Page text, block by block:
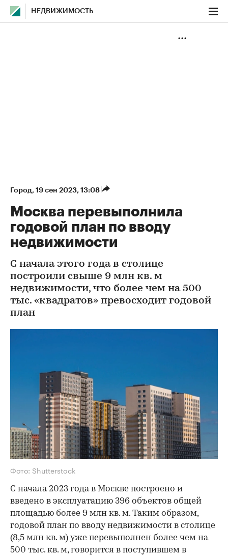
НЕДВИЖИМОСТЬ
Город⁠, 19 сен 2023, 13:08
Москва перевыполнила
годовой план по вводу
недвижимости
С начала этого года в столице
построили свыше 9 млн кв. м
недвижимости, что более чем на 500
тыс. «квадратов» превосходит годовой
план
Фото: Shutterstock
С начала 2023 года в Москве построено и
введено в эксплуатацию 396 объектов общей
площадью более 9 млн кв. м. Таким образом,
годовой план по вводу недвижимости в столице
(8,5 млн кв. м) уже перевыполнен более чем на
500 тыс. кв. м, говорится в поступившем в